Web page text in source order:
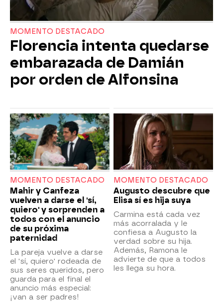
MOMENTO DESTACADO
Florencia intenta quedarse
embarazada de Damián
por orden de Alfonsina
MOMENTO DESTACADO
Mahir y Canfeza
vuelven a darse el 'sí,
quiero' y sorprenden a
todos con el anuncio
de su próxima
paternidad
La pareja vuelve a darse
el 'sí, quiero' rodeada de
sus seres queridos, pero
guarda para el final el
anuncio más especial:
¡van a ser padres!
MOMENTO DESTACADO
Augusto descubre que
Elisa sí es hija suya
Carmina está cada vez
más acorralada y le
confiesa a Augusto la
verdad sobre su hija.
Además, Ramona le
advierte de que a todos
les llega su hora.